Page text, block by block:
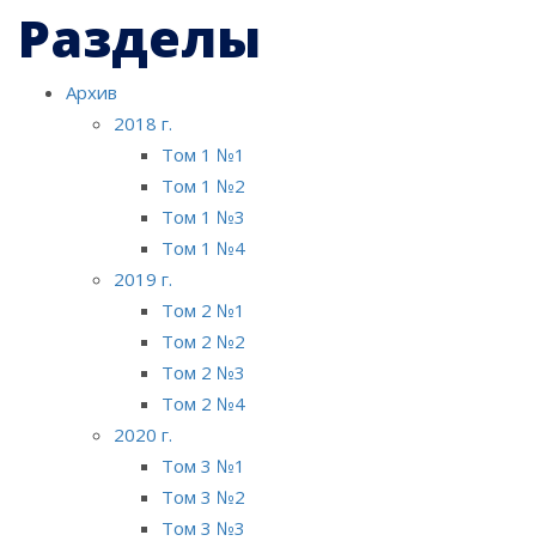
Разделы
Архив
2018 г.
Том 1 №1
Том 1 №2
Том 1 №3
Том 1 №4
2019 г.
Том 2 №1
Том 2 №2
Том 2 №3
Том 2 №4
2020 г.
Том 3 №1
Том 3 №2
Том 3 №3